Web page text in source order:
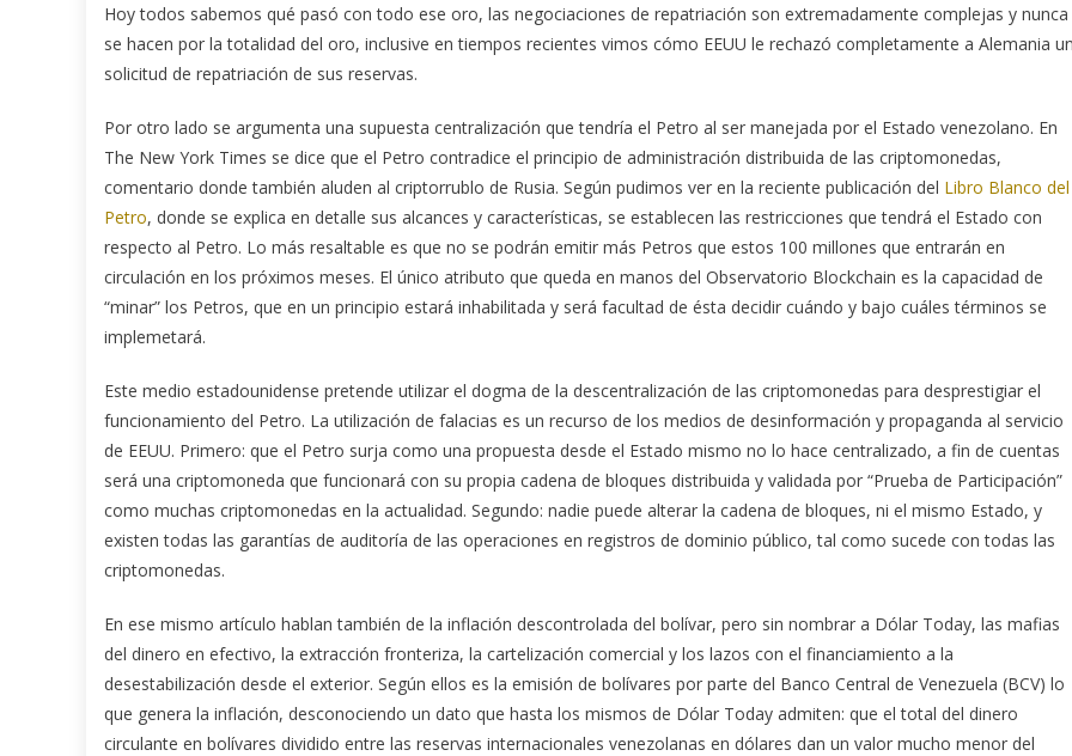
Hoy todos sabemos qué pasó con todo ese oro, las negociaciones de repatriación son extremadamente complejas y nunca
se hacen por la totalidad del oro, inclusive en tiempos recientes vimos cómo EEUU le rechazó completamente a Alemania
solicitud de repatriación de sus reservas.
Por otro lado se argumenta una supuesta centralización que tendría el Petro al ser manejada por el Estado venezolano. En
The New York Times se dice que el Petro contradice el principio de administración distribuida de las criptomonedas,
comentario donde también aluden al criptorrublo de Rusia. Según pudimos ver en la reciente publicación del Libro Blanco del
Petro, donde se explica en detalle sus alcances y características, se establecen las restricciones que tendrá el Estado con
respecto al Petro. Lo más resaltable es que no se podrán emitir más Petros que estos 100 millones que entrarán en
circulación en los próximos meses. El único atributo que queda en manos del Observatorio Blockchain es la capacidad de
“minar” los Petros, que en un principio estará inhabilitada y será facultad de ésta decidir cuándo y bajo cuáles términos se
implemetará.
Este medio estadounidense pretende utilizar el dogma de la descentralización de las criptomonedas para desprestigiar el
funcionamiento del Petro. La utilización de falacias es un recurso de los medios de desinformación y propaganda al servicio
de EEUU. Primero: que el Petro surja como una propuesta desde el Estado mismo no lo hace centralizado, a fin de cuentas
será una criptomoneda que funcionará con su propia cadena de bloques distribuida y validada por “Prueba de Participación”
como muchas criptomonedas en la actualidad. Segundo: nadie puede alterar la cadena de bloques, ni el mismo Estado, y
existen todas las garantías de auditoría de las operaciones en registros de dominio público, tal como sucede con todas las
criptomonedas.
En ese mismo artículo hablan también de la inflación descontrolada del bolívar, pero sin nombrar a Dólar Today, las mafias
del dinero en efectivo, la extracción fronteriza, la cartelización comercial y los lazos con el financiamiento a la
desestabilización desde el exterior. Según ellos es la emisión de bolívares por parte del Banco Central de Venezuela (BCV) lo
que genera la inflación, desconociendo un dato que hasta los mismos de Dólar Today admiten: que el total del dinero
circulante en bolívares dividido entre las reservas internacionales venezolanas en dólares dan un valor mucho menor del